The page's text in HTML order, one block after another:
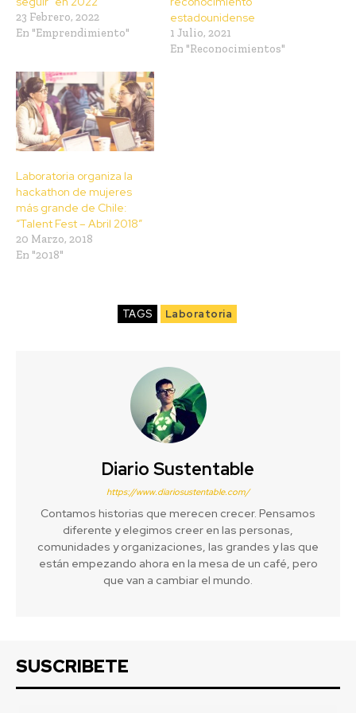
23 Febrero, 2022
En "Emprendimiento"
estadounidense
1 Julio, 2021
En "Reconocimientos"
Laboratoria organiza la
hackathon de mujeres
más grande de Chile:
“Talent Fest – Abril 2018”
20 Marzo, 2018
En "2018"
TAGS Laboratoria
Diario Sustentable
https://www.diariosustentable.com/
Contamos historias que merecen crecer. Pensamos
diferente y elegimos creer en las personas,
comunidades y organizaciones, las grandes y las que
están empezando ahora en la mesa de un café, pero
que van a cambiar el mundo.
SUSCRIBETE